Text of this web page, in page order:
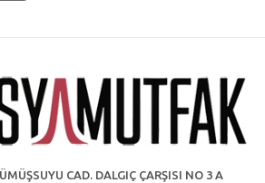
CAD. DALGIÇ ÇARŞISI NO 3 A